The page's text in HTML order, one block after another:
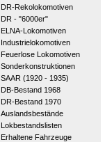
DR-Rekolokomotiven
DR - "6000er"
ELNA-Lokomotiven
Industrielokomotiven
Feuerlose Lokomotiven
Sonderkonstruktionen
SAAR (1920 - 1935)
DB-Bestand 1968
DR-Bestand 1970
Auslandsbestände
Lokbestandslisten
Erhaltene Fahrzeuge